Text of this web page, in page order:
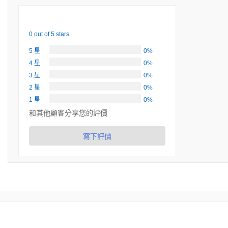
0 out of 5 stars
5 星
0%
4 星
0%
3 星
0%
2 星
0%
1 星
0%
和其他顧客分享您的評價
寫下評價